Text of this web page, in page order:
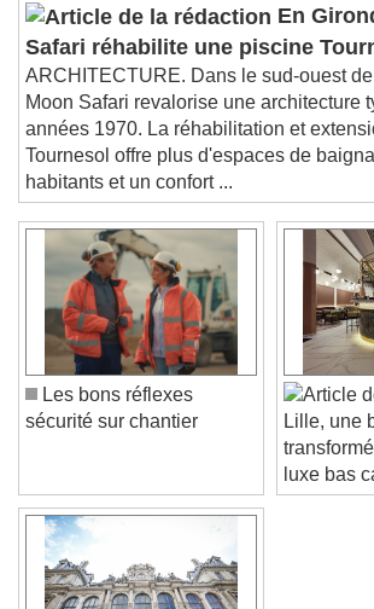
Audio Track
Picture-in-Picture
Fullscreen
This is a modal window.
Beginning of dialog window. Escape
and close the window.
Text
Color
Text Background
Color Opacity
Caption Area
Color
En
Safari réhabilite une piscine
ARCHITECTURE. Dans le sud-ouest
Moon Safari revalorise une architecture
années 1970. La réhabilitation et
Tournesol offre plus d'espaces de
habitants et un confort ...
Les bons réflexes
Lille, une
luxe bas